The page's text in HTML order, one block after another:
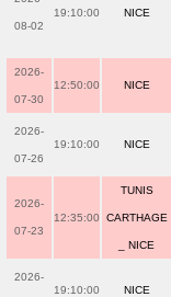
08-02
19:10:00 NICE
2026-
07-30
12:50:00 NICE
2026-
07-26
19:10:00 NICE
2026-
07-23
12:35:00
TUNIS
CARTHAGE
_ NICE
2026-
19:10:00 NICE